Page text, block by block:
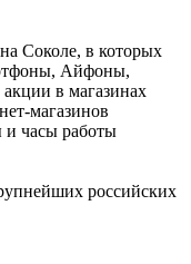
Соколе, в которых
Айфоны,
в магазинах
магазинов
и часы работы
российских